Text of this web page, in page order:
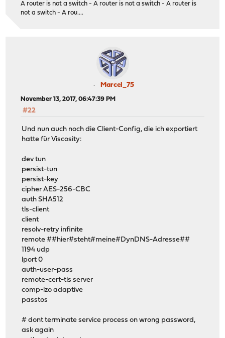
A router is not a switch - A router is not a switch - A router is
not a switch - A rou....
Marcel_75
November 13, 2017, 06:47:39 PM
#22
Und nun auch noch die Client-Config, die ich exportiert
hatte für Viscosity:
dev tun
persist-tun
persist-key
cipher AES-256-CBC
auth SHA512
tls-client
client
resolv-retry infinite
remote ##hier#steht#meine#DynDNS-Adresse##
1194 udp
lport 0
auth-user-pass
remote-cert-tls server
comp-lzo adaptive
passtos
# dont terminate service process on wrong password,
ask again